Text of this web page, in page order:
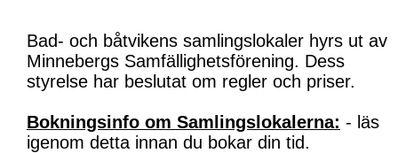
Bad- och båtvikens samlingslokaler hyrs ut av
Minnebergs Samfällighetsförening. Dess
styrelse har beslutat om regler och priser.
Bokningsinfo om Samlingslokalerna: - läs
igenom detta innan du bokar din tid.